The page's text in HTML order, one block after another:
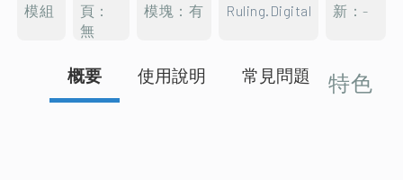
模組
頁：
無
模塊：有
Ruling.Digital
新：-
概要 使用說明 常見問題 特色